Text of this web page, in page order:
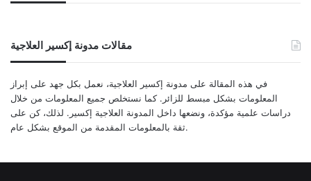
مقالات مدونة إكسير العلاجية
في هذه المقالة على مدونة إكسير العلاجية، نعمل بكل جهد على إبراز
المعلومات بشكل مبسط للزائر. كما نستخلص جميع المعلومات من خلال
دراسات علمية مؤكدة، ونضعها داخل المدونة العلاجية إكسير. لذلك، كن على
ثقة بالمعلومات المقدمة من الموقع بشكل عام.